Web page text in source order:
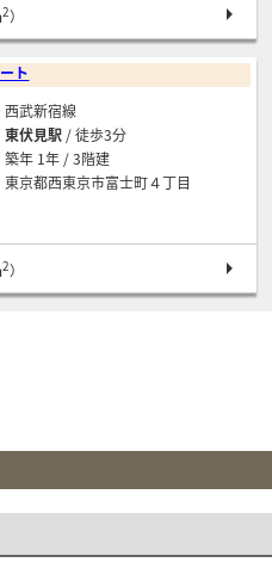
2）
ト
西武新宿線
東伏見駅 / 徒歩3分
築年 1年 / 3階建
東京都西東京市富士町４丁目
2）